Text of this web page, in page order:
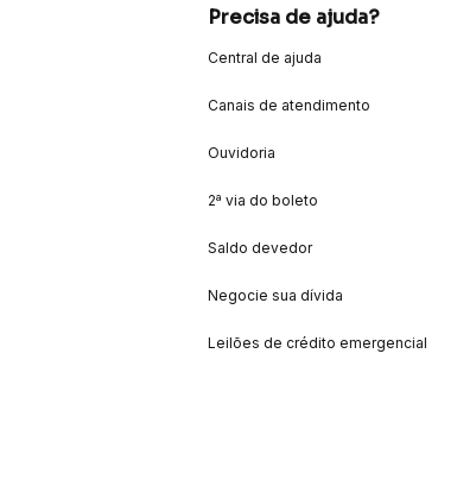
Precisa de ajuda?
Central de ajuda
Canais de atendimento
Ouvidoria
2ª via do boleto
Saldo devedor
Negocie sua dívida
Leilões de crédito emergencial